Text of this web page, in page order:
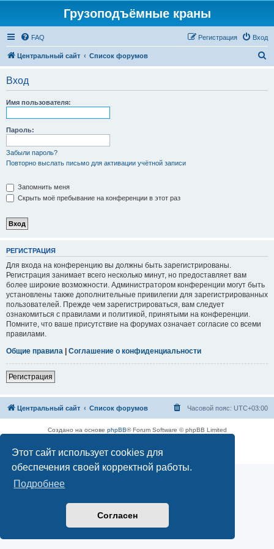
Этот сайт использует cookies для
обеспечения своей корректной работы.
Подробнее
Согласен
Грузоподъёмные краны
FAQ Вход
Регистрация
Центральный сайт Список форумов
Вход
Имя пользователя:
Пароль:
Забыли пароль?
Повторно выслать письмо для активации учётной записи
Запомнить меня
Скрыть моё пребывание на конференции в этот раз
РЕГИСТРАЦИЯ
Для входа на конференцию вы должны быть зарегистрированы.
Регистрация занимает всего несколько минут, но предоставляет вам
более широкие возможности. Администратором конференции могут быть
установлены также дополнительные привилегии для зарегистрированных
пользователей. Прежде чем зарегистрироваться, вам следует
ознакомиться с правилами и политикой, принятыми на конференции.
Помните, что ваше присутствие на форумах означает согласие со всеми
правилами.
Общие правила | Соглашение о конфиденциальности
Регистрация
Центральный сайт Список форумов Часовой пояс: UTC+03:00
Создано на основе phpBB® Forum Software © phpBB Limited
Конфиденциальность|Правила